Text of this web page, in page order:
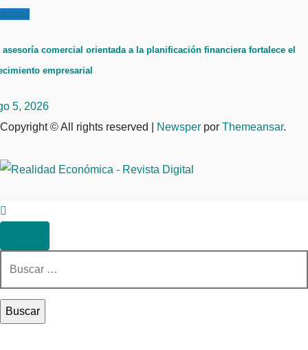
asesoría comercial orientada a la planificación financiera fortalece el
empresarial
5, 2026
Copyright © All rights reserved
Newsper por Themeansar.